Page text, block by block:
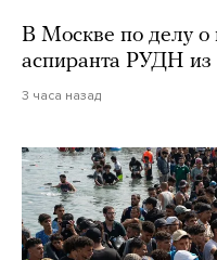
В Москве по делу о
аспиранта РУДН из
3 часа назад